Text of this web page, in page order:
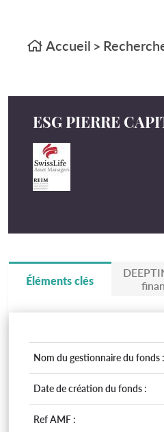
Accueil >
ESG PIERRE
Éléments clés
Nom du gestionnaire du fonds :
Date de création du fonds :
Ref AMF :